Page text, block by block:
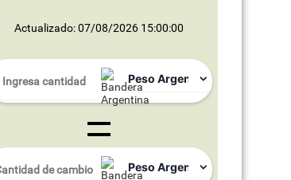
Actualizado: 07/08/2026 15:00:00